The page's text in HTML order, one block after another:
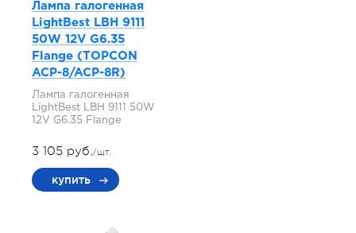
Лампа галогенная
LightBest LBH 9111
50W 12V G6.35
Flange (TOPCON
ACP-8/ACP-8R)
Лампа галогенная
LightBest LBH 9111 50W
12V G6.35 Flange
3 105 руб./шт.
купить